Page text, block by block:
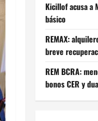
Kicillof acusa a
básico
REMAX:
breve
REM BCRA:
bonos CER y